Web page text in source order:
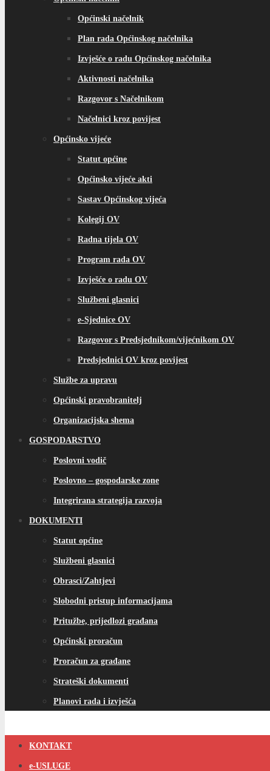
Općinski načelnik
Plan rada Općinskog načelnika
Izvješće o radu Općinskog načelnika
Aktivnosti načelnika
Razgovor s Načelnikom
Načelnici kroz povijest
Općinsko vijeće
Statut općine
Općinsko vijeće akti
Sastav Općinskog vijeća
Kolegij OV
Radna tijela OV
Program rada OV
Izvješće o radu OV
Službeni glasnici
e-Sjednice OV
Razgovor s Predsjednikom/vijećnikom OV
Predsjednici OV kroz povijest
Službe za upravu
Općinski pravobranitelj
Organizacijska shema
GOSPODARSTVO
Poslovni vodič
Poslovno – gospodarske zone
Integrirana strategija razvoja
DOKUMENTI
Statut općine
Službeni glasnici
Obrasci/Zahtjevi
Slobodni pristup informacijama
Pritužbe, prijedlozi građana
Općinski proračun
Proračun za građane
Strateški dokumenti
Planovi rada i izvješća
KONTAKT
e-USLUGE